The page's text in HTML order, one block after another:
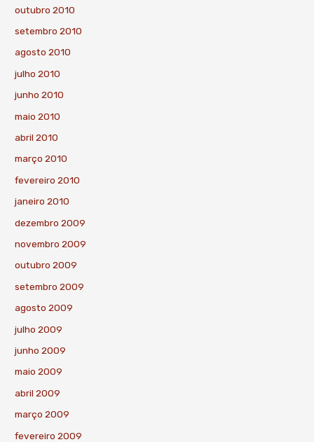
outubro 2010
setembro 2010
agosto 2010
julho 2010
junho 2010
maio 2010
abril 2010
março 2010
fevereiro 2010
janeiro 2010
dezembro 2009
novembro 2009
outubro 2009
setembro 2009
agosto 2009
julho 2009
junho 2009
maio 2009
abril 2009
março 2009
fevereiro 2009